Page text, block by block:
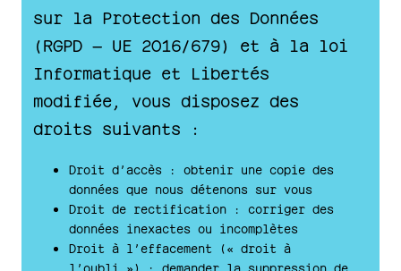
sur la Protection des Données
(RGPD — UE 2016/679) et à la loi
Informatique et Libertés
modifiée, vous disposez des
droits suivants :
Droit d’accès : obtenir une copie des
données que nous détenons sur vous
Droit de rectification : corriger des
données inexactes ou incomplètes
Droit à l’effacement (« droit à
l’oubli ») : demander la suppression de